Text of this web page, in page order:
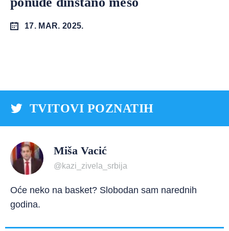
17. MAR. 2025.
TVITOVI POZNATIH
Miša Vacić
@kazi_zivela_srbija
Oće neko na basket? Slobodan sam narednih
godina.